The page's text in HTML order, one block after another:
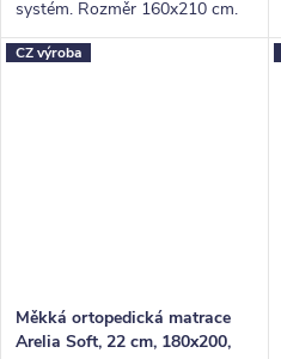
systém. Rozměr 160x210 cm.
Výška 22 cm, nosnost 130 Kg,
5 zón
CZ výroba
Měkká ortopedická matrace
Arelia Soft, 22 cm, 180x200,